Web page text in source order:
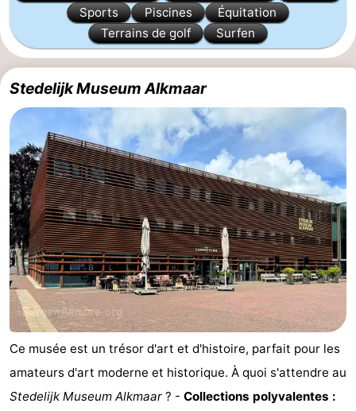
de
Schoorl
Passer
la
nuit
Appartements
-
Graaf
van
Egmont
Landgoed
Huize
Glory
Campings
Chambre
d'hôtes
Chaumières
-
Buiten
Bergen
-
De
-
Sports
Piscines
Équitation
Terrains de golf
Surfen
Stedelijk Museum Alkmaar
Ce musée est un trésor d'art et d'histoire, parfait pour les
amateurs d'art moderne et historique. À quoi s'attendre au
Stedelijk Museum Alkmaar ? - Collections polyvalentes :